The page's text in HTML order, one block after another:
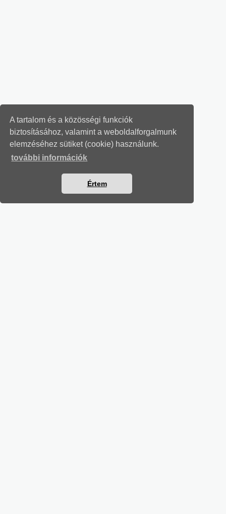
A tartalom és a közösségi funkciók
biztosításához, valamint a weboldalforgalmunk
elemzéséhez sütiket (cookie) használunk.
további információk
Értem